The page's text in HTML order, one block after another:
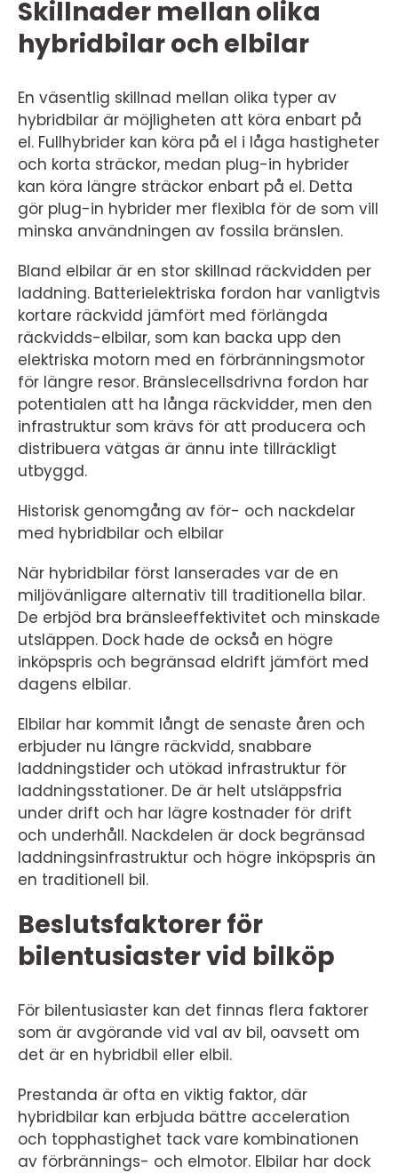
Skillnader mellan olika
hybridbilar och elbilar
En väsentlig skillnad mellan olika typer av
hybridbilar är möjligheten att köra enbart på
el. Fullhybrider kan köra på el i låga hastigheter
och korta sträckor, medan plug-in hybrider
kan köra längre sträckor enbart på el. Detta
gör plug-in hybrider mer flexibla för de som vill
minska användningen av fossila bränslen.
Bland elbilar är en stor skillnad räckvidden per
laddning. Batterielektriska fordon har vanligtvis
kortare räckvidd jämfört med förlängda
räckvidds-elbilar, som kan backa upp den
elektriska motorn med en förbränningsmotor
för längre resor. Bränslecellsdrivna fordon har
potentialen att ha långa räckvidder, men den
infrastruktur som krävs för att producera och
distribuera vätgas är ännu inte tillräckligt
utbyggd.
Historisk genomgång av för- och nackdelar
med hybridbilar och elbilar
När hybridbilar först lanserades var de en
miljövänligare alternativ till traditionella bilar.
De erbjöd bra bränsleeffektivitet och minskade
utsläppen. Dock hade de också en högre
inköpspris och begränsad eldrift jämfört med
dagens elbilar.
Elbilar har kommit långt de senaste åren och
erbjuder nu längre räckvidd, snabbare
laddningstider och utökad infrastruktur för
laddningsstationer. De är helt utsläppsfria
under drift och har lägre kostnader för drift
och underhåll. Nackdelen är dock begränsad
laddningsinfrastruktur och högre inköpspris än
en traditionell bil.
Beslutsfaktorer för
bilentusiaster vid bilköp
För bilentusiaster kan det finnas flera faktorer
som är avgörande vid val av bil, oavsett om
det är en hybridbil eller elbil.
Prestanda är ofta en viktig faktor, där
hybridbilar kan erbjuda bättre acceleration
och topphastighet tack vare kombinationen
av förbrännings- och elmotor. Elbilar har dock